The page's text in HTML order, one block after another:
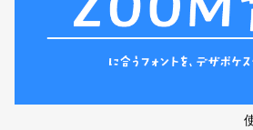
年間ライセンス商品
キャンペーン一覧